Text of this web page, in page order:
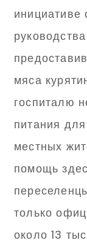
инициативе
мяса
госпиталю
питания
местных
помощь
только
около 13